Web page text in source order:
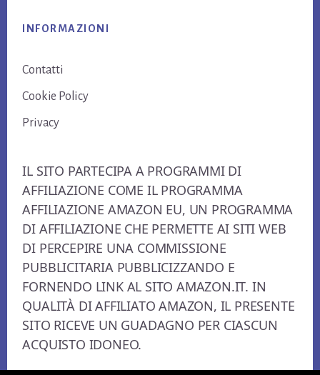
INFORMAZIONI
Contatti
Cookie Policy
Privacy
IL SITO PARTECIPA A PROGRAMMI DI
AFFILIAZIONE COME IL PROGRAMMA
AFFILIAZIONE AMAZON EU, UN PROGRAMMA
DI AFFILIAZIONE CHE PERMETTE AI SITI WEB
DI PERCEPIRE UNA COMMISSIONE
PUBBLICITARIA PUBBLICIZZANDO E
FORNENDO LINK AL SITO AMAZON.IT. IN
QUALITÀ DI AFFILIATO AMAZON, IL PRESENTE
SITO RICEVE UN GUADAGNO PER CIASCUN
ACQUISTO IDONEO.